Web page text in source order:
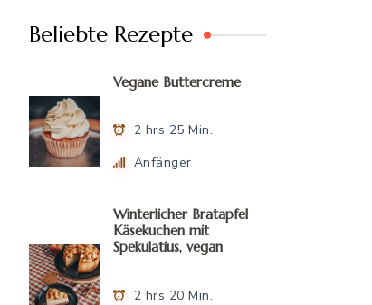
Beliebte Rezepte
Vegane Buttercreme
2 hrs 25 Min.
Anfänger
Winterlicher Bratapfel
Käsekuchen mit
Spekulatius, vegan
2 hrs 20 Min.